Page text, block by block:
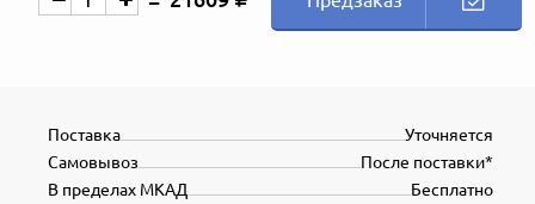
Уточняется
Поставка
После поставки*
Самовывоз
Бесплатно
В пределах МКАД